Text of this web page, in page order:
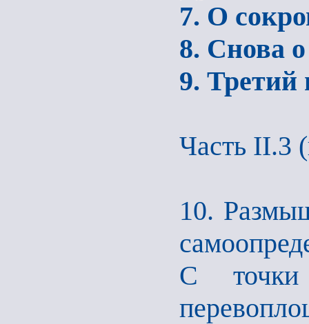
7. О
8. Снова о
9. Третий
Часть II.3
10.
С